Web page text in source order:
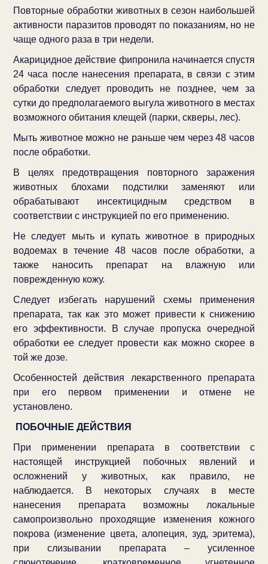
Повторные обработки животных в сезон наибольшей
активности паразитов проводят по показаниям, но не
чаще одного раза в три недели.
Акарицидное действие фипронила начинается спустя
24 часа после нанесения препарата, в связи с этим
обработки следует проводить не позднее, чем за
сутки до предполагаемого выгула животного в местах
возможного обитания клещей (парки, скверы, лес).
Мыть животное можно не раньше чем через 48 часов
после обработки.
В целях предотвращения повторного заражения
животных блохами подстилки заменяют или
обрабатывают инсектицидным средством в
соответствии с инструкцией по его применению.
Не следует мыть и купать животное в природных
водоемах в течение 48 часов после обработки, а
также наносить препарат на влажную или
поврежденную кожу.
Следует избегать нарушений схемы применения
препарата, так как это может привести к снижению
его эффективности. В случае пропуска очередной
обработки ее следует провести как можно скорее в
той же дозе.
Особенностей действия лекарственного препарата
при его первом применении и отмене не
установлено.
ПОБОЧНЫЕ ДЕЙСТВИЯ
При применении препарата в соответствии с
настоящей инструкцией побочных явлений и
осложнений у животных, как правило, не
наблюдается. В некоторых случаях в месте
нанесения препарата возможны локальные
самопроизвольно проходящие изменения кожного
покрова (изменение цвета, алопеция, зуд, эритема),
при слизывании препарата – усиленное